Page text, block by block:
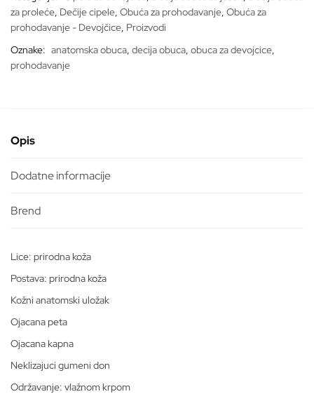
za proleće, Dečije cipele, Obuća za prohodavanje, Obuća za
prohodavanje - Devojčice, Proizvodi
Oznake: anatomska obuca, decija obuca, obuca za devojcice,
prohodavanje
Opis
Dodatne informacije
Lice: prirodna koža
Postava: prirodna koža
Kožni anatomski uložak
Ojacana peta
Ojacana kapna
Neklizajuci gumeni don
Održavanje: vlažnom krpom